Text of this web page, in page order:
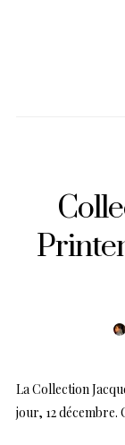
La Collection
jour, 12 décembre.